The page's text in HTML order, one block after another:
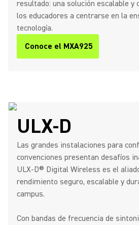
resultado: una solución escalable y
los educadores a centrarse en la
tecnología.
Conoce el MXA925
ULX-D
Las grandes instalaciones para
convenciones presentan desafíos
ULX-D® Digital Wireless es el
rendimiento seguro, escalable y
campus.
Con bandas de frecuencia de